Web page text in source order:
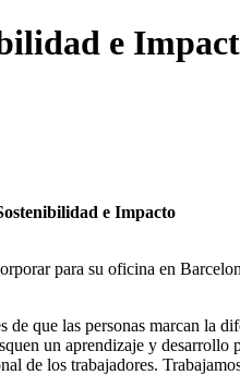
e
e Impacto
para su oficina en
que las personas marcan la
un aprendizaje y
de los trabajadores.